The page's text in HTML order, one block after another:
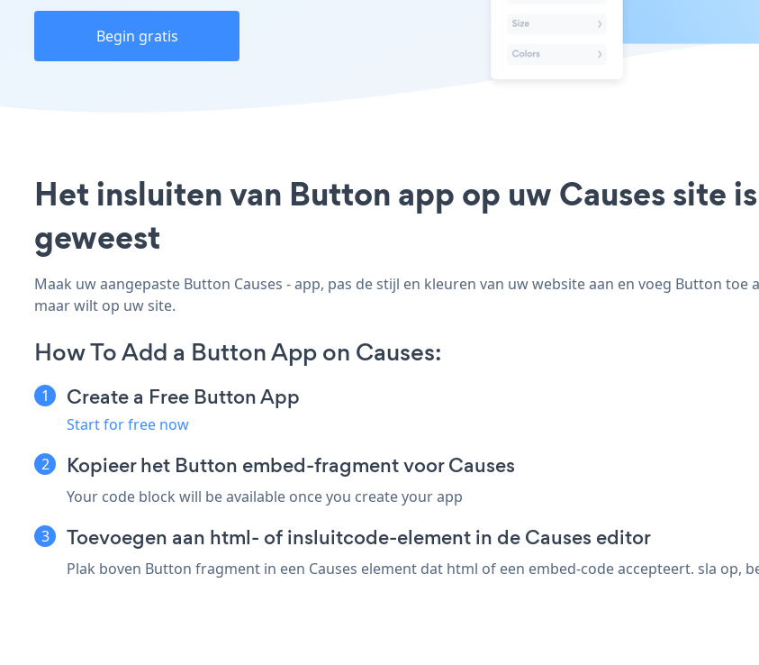
Begin gratis
Het insluiten van Button app op uw Causes site
geweest
Maak uw aangepaste Button Causes - app, pas de stijl en kleuren van uw website aan en voeg Button
maar wilt op uw site.
How To Add a Button App on Causes:
Create a Free Button App
Start for free now
Kopieer het Button embed-fragment voor Causes
Your code block will be available once you create your app
Toevoegen aan html- of insluitcode-element in de Causes editor
Plak boven Button fragment in een Causes element dat html of een embed-code accepteert. sla op,